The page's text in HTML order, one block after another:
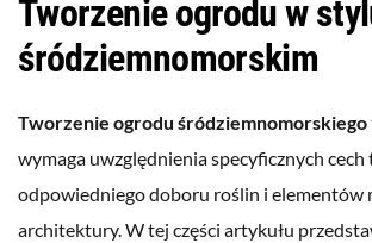
Tworzenie ogrodu w
śródziemnomorskim
Tworzenie ogrodu śródziemnomorskiego
wymaga uwzględnienia specyficznych
odpowiedniego doboru roślin i elementów
architektury. W tej części artykułu